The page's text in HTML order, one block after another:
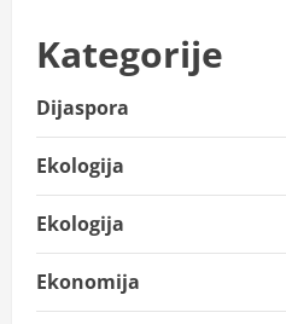
Kategorije
Dijaspora
Ekologija
Ekologija
Ekonomija